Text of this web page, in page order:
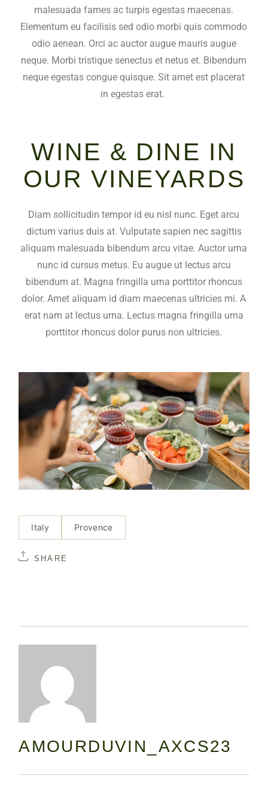
malesuada fames ac turpis egestas maecenas.
Elementum eu facilisis sed odio morbi quis commodo
odio aenean. Orci ac auctor augue mauris augue
neque. Morbi tristique senectus et netus et. Bibendum
neque egestas congue quisque. Sit amet est placerat
in egestas erat.
WINE & DINE IN
OUR VINEYARDS
Diam sollicitudin tempor id eu nisl nunc. Eget arcu
dictum varius duis at. Vulputate sapien nec sagittis
aliquam malesuada bibendum arcu vitae. Auctor urna
nunc id cursus metus. Eu augue ut lectus arcu
bibendum at. Magna fringilla urna porttitor rhoncus
dolor. Amet aliquam id diam maecenas ultricies mi. A
erat nam at lectus urna. Lectus magna fringilla urna
porttitor rhoncus dolor purus non ultricies.
Italy Provence
SHARE
AMOURDUVIN_AXCS23